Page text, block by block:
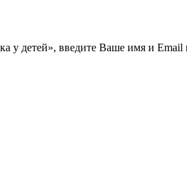
у детей», введите Ваше имя и